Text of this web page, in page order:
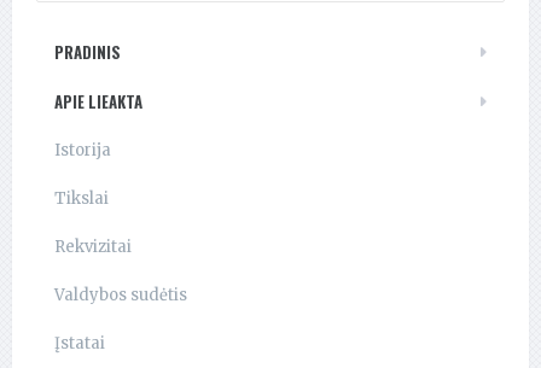
PRADINIS
APIE LIEAKTA
Istorija
Tikslai
Rekvizitai
Valdybos sudėtis
Įstatai